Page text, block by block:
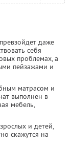
даже
себя
проблемах, а
пейзажами и
матрасом и
выполнен в
мебель,
и детей,
скажутся на